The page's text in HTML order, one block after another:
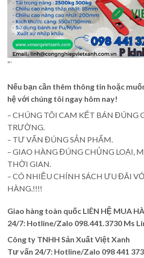
“`
Nếu bạn cần thêm thông tin hoặc
hệ với chúng tôi ngay hôm nay!
– CHÚNG TÔI CAM KẾT BÁN ĐÚNG
TRƯỜNG.
– TƯ VẤN ĐÚNG SẢN PHẨM.
– GIAO HÀNG ĐÚNG CHỦNG LOẠI,
THỜI GIAN.
– CÓ NHIỀU CHÍNH SÁCH ƯU ĐÃI
HÀNG.!!!!
Giao hàng toàn quốc LIÊN HỆ MUA
24/7: Hotline/Zalo 098.441.3730 Ms
Công ty TNHH Sản Xuất Việt Xanh
Tư vấn 24/7: Hotline/Zalo 098 441